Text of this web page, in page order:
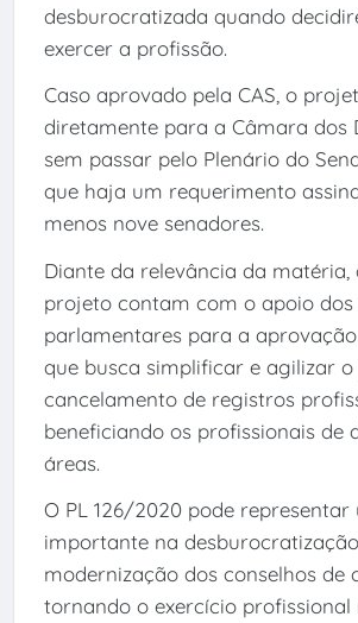
desburocratizada quando
exercer a profissão.
Caso aprovado pela CAS, o
diretamente para a Câmara dos
sem passar pelo Plenário do
que haja um requerimento
menos nove senadores.
Diante da relevância da matéria,
projeto contam com o apoio dos
parlamentares para a
que busca simplificar e agilizar o
cancelamento de registros
beneficiando os profissionais de
áreas.
O PL 126/2020 pode representar
importante na
modernização dos conselhos de
tornando o exercício profissional